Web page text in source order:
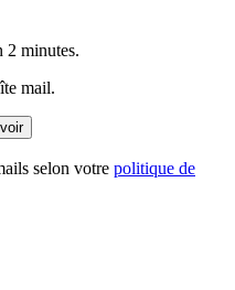
2 minutes.
mail.
selon votre politique de